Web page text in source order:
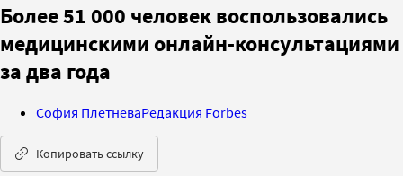
Более 51 000 человек воспользовались
медицинскими онлайн-консультациями
за два года
София ПлетневаРедакция Forbes
Копировать ссылку